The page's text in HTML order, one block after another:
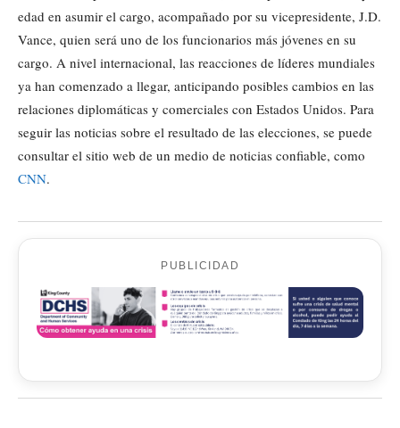
edad en asumir el cargo, acompañado por su vicepresidente, J.D.
Vance, quien será uno de los funcionarios más jóvenes en su
cargo. A nivel internacional, las reacciones de líderes mundiales
ya han comenzado a llegar, anticipando posibles cambios en las
relaciones diplomáticas y comerciales con Estados Unidos. Para
seguir las noticias sobre el resultado de las elecciones, se puede
consultar el sitio web de un medio de noticias confiable, como
CNN.
PUBLICIDAD